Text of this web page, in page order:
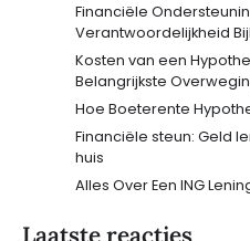
Financiële
Verantwoordelijkheid
Kosten van een
Belangrijkste
Hoe Boeterente
Financiële steun: Geld
huis
Alles Over Een ING
Laatste reacties